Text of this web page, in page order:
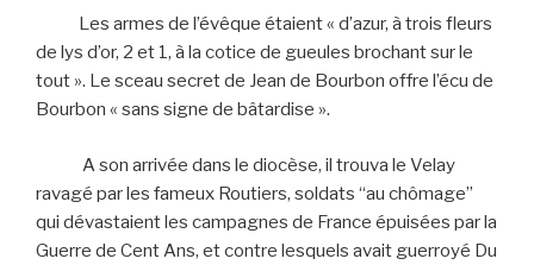
Les armes de l’évêque étaient « d’azur, à trois fleurs
de lys d’or, 2 et 1, à la cotice de gueules brochant sur le
tout ». Le sceau secret de Jean de Bourbon offre l’écu de
Bourbon « sans signe de bâtardise ».
A son arrivée dans le diocèse, il trouva le Velay
ravagé par les fameux Routiers, soldats “au chômage”
qui dévastaient les campagnes de France épuisées par la
Guerre de Cent Ans, et contre lesquels avait guerroyé Du